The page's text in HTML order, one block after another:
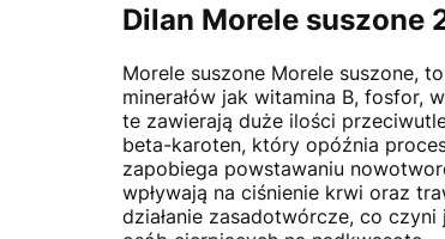
Dilan Morele suszone
Morele suszone Morele suszone,
minerałów jak witamina B, fosfor,
te zawierają duże ilości
beta-karoten, który opóźnia
zapobiega powstawaniu
wpływają na ciśnienie krwi oraz
działanie zasadotwórcze, co